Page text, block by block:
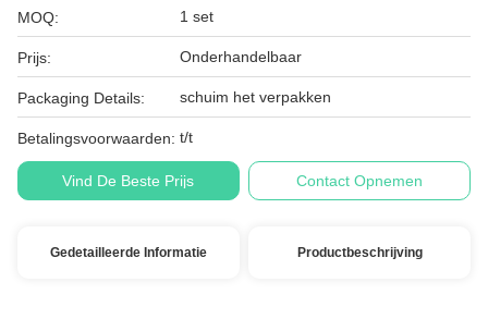
MOQ: 1 set
Prijs: Onderhandelbaar
Packaging Details: schuim het verpakken
Betalingsvoorwaarden: t/t
Vind De Beste Prijs Contact Opnemen
Gedetailleerde Informatie Productbeschrijving